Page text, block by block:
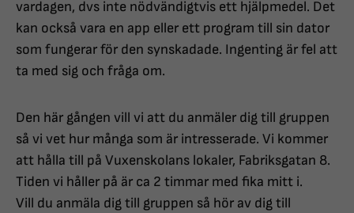
vardagen, dvs inte nödvändigtvis ett hjälpmedel. Det
kan också vara en app eller ett program till sin dator
som fungerar för den synskadade. Ingenting är fel att
ta med sig och fråga om.
Den här gången vill vi att du anmäler dig till gruppen
så vi vet hur många som är intresserade. Vi kommer
att hålla till på Vuxenskolans lokaler, Fabriksgatan 8.
Tiden vi håller på är ca 2 timmar med fika mitt i.
Vill du anmäla dig till gruppen så hör av dig till